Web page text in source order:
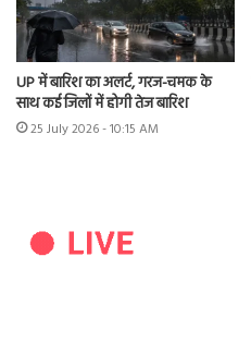
UP में बारिश का अलर्ट, गरज-चमक के
साथ कई जिलों में होगी तेज बारिश
25 July 2026 - 10:15 AM